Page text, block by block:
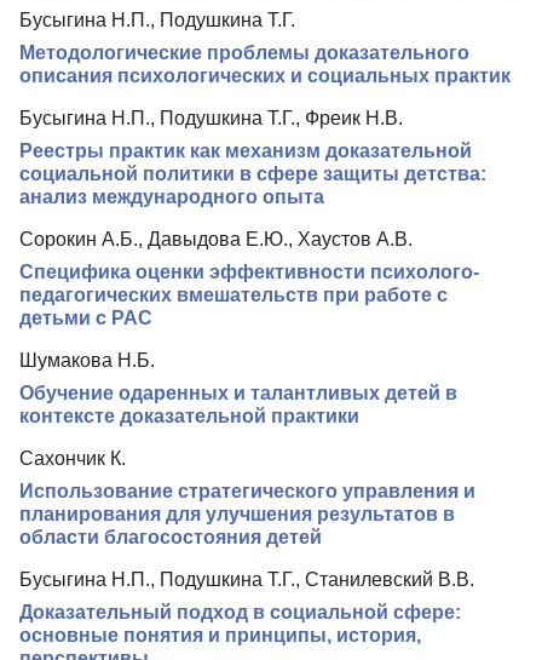
Бусыгина Н.П., Подушкина Т.Г.
Методологические проблемы доказательного
описания психологических и социальных практик
Бусыгина Н.П., Подушкина Т.Г., Фреик Н.В.
Реестры практик как механизм доказательной
социальной политики в сфере защиты детства:
анализ международного опыта
Сорокин А.Б., Давыдова Е.Ю., Хаустов А.В.
Специфика оценки эффективности психолого-
педагогических вмешательств при работе с
детьми с РАС
Шумакова Н.Б.
Обучение одаренных и талантливых детей в
контексте доказательной практики
Сахончик К.
Использование стратегического управления и
планирования для улучшения результатов в
области благосостояния детей
Бусыгина Н.П., Подушкина Т.Г., Станилевский В.В.
Доказательный подход в социальной сфере:
основные понятия и принципы, история,